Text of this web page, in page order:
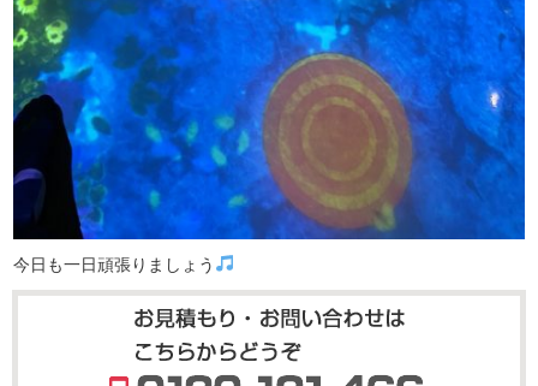
今日も一日頑張りましょう